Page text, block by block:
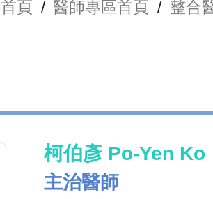
首頁 / 醫師專區首頁 / 整合
柯伯彥 Po-Yen Ko
主治醫師